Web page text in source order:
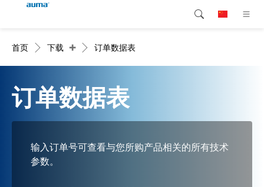
产品介绍
解决方案
下载
服务支持
Global
欧洲
亚太地区
北美
搜索
首页 下载 + 订单数据表
订单数据表
输入订单号可查看与您所购产品相关的所有技术
参数。